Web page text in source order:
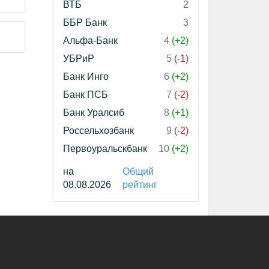
ВТБ
2
ББР Банк
3
Альфа-Банк
4 (+2)
УБРиР
5 (-1)
Банк Инго
6 (+2)
Банк ПСБ
7 (-2)
Банк Уралсиб
8 (+1)
Россельхозбанк
9 (-2)
Первоуральскбанк
10 (+2)
на
08.08.2026
Общий
рейтинг